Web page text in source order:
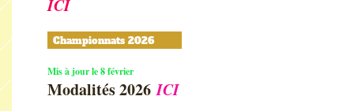
ICI
Championnats 2026
Mis à jour le 8 février
Modalités 2026ICI